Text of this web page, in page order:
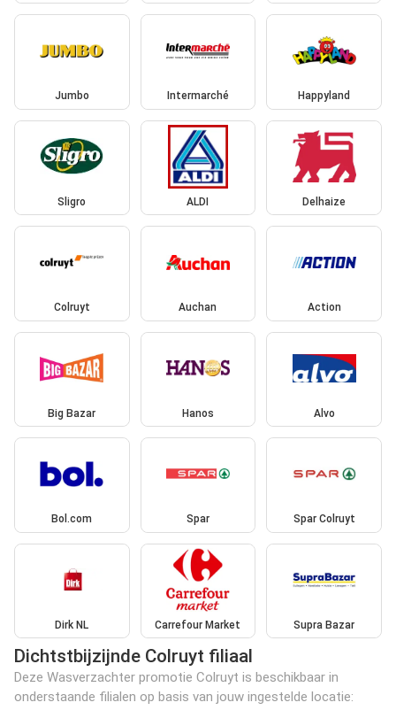
Jumbo Intermarché Happyland
Sligro ALDI Delhaize
Colruyt Auchan Action
Big Bazar Hanos Alvo
Bol.com Spar Spar Colruyt
Dirk NL Carrefour Market Supra Bazar
Dichtstbijzijnde Colruyt filiaal
Deze Wasverzachter promotie Colruyt is beschikbaar in
onderstaande filialen op basis van jouw ingestelde locatie: